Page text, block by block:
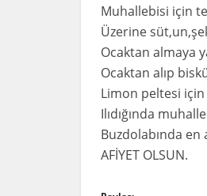
Muhallebisi için
Üzerine
Ocaktan almaya
Ocaktan alıp
Limon peltesi için
Ilıdığında
Buzdolabında en
AFİYET OLSUN.